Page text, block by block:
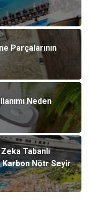
Parçalarının
Neden
Tabanlı
Karbon Nötr Seyir